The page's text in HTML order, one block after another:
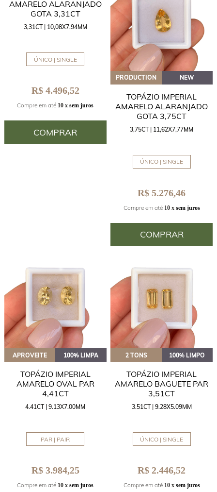
AMARELO ALARANJADO
GOTA 3,31CT
3,31CT | 10,08X7,94MM
ÚNICO | SINGLE
R$ 4.496,52
Compre em até 10 x sem juros
COMPRAR
PRODUCTION NEW
TOPÁZIO IMPERIAL
AMARELO ALARANJADO
GOTA 3,75CT
3,75CT | 11,62X7,77MM
ÚNICO | SINGLE
R$ 5.276,46
Compre em até 10 x sem juros
COMPRAR
APROVEITE 100% LIMPA
TOPÁZIO IMPERIAL
AMARELO OVAL PAR
4,41CT
4.41CT | 9.13X7.00MM
PAR | PAIR
R$ 3.984,25
Compre em até 10 x sem juros
2 TONS 100% LIMPO
TOPÁZIO IMPERIAL
AMARELO BAGUETE PAR
3,51CT
3.51CT | 9.28X5.09MM
ÚNICO | SINGLE
R$ 2.446,52
Compre em até 10 x sem juros